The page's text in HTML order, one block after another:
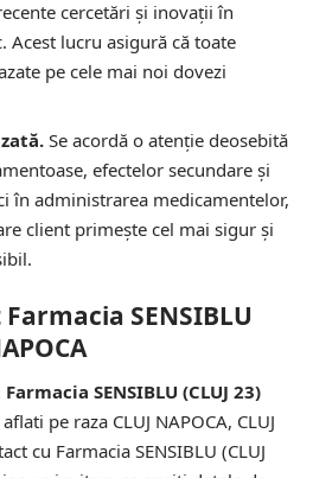
cercetări și inovații în
Acest lucru asigură că toate
pe cele mai noi dovezi
Se acordă o atenție deosebită
efectelor secundare și
în administrarea medicamentelor,
client primește cel mai sigur și
SENSIBLU
SENSIBLU (CLUJ 23)
pe raza CLUJ NAPOCA, CLUJ
cu Farmacia SENSIBLU (CLUJ